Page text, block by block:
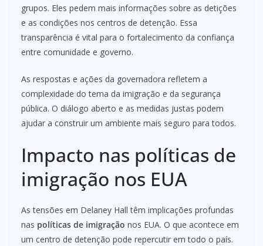
grupos. Eles pedem mais informações sobre as detições
e as condições nos centros de detenção. Essa
transparência é vital para o fortalecimento da confiança
entre comunidade e governo.
As respostas e ações da governadora refletem a
complexidade do tema da imigração e da segurança
pública. O diálogo aberto e as medidas justas podem
ajudar a construir um ambiente mais seguro para todos.
Impacto nas políticas de
imigração nos EUA
As tensões em Delaney Hall têm implicações profundas
nas políticas de imigração nos EUA. O que acontece em
um centro de detenção pode repercutir em todo o país.